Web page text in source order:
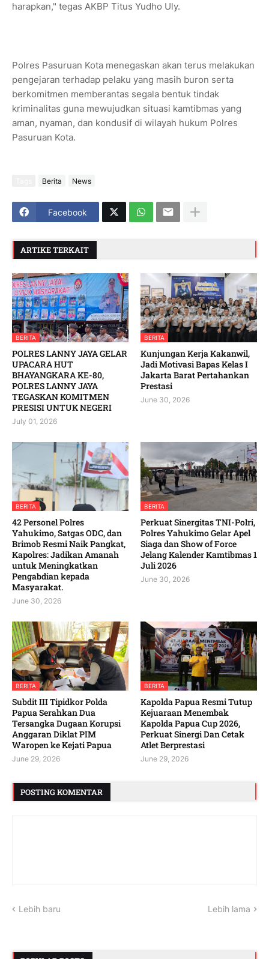
harapkan," tegas AKBP Titus Yudho Uly.
Polres Pasuruan Kota menegaskan akan terus melakukan
pengejaran terhadap pelaku yang masih buron serta
berkomitmen memberantas segala bentuk tindak
kriminalitas guna mewujudkan situasi kamtibmas yang
aman, nyaman, dan kondusif di wilayah hukum Polres
Pasuruan Kota.
Berita News
Facebook
ARTIKE TERKAIT
BERITA
POLRES LANNY JAYA GELAR
UPACARA HUT
BHAYANGKARA KE-80,
POLRES LANNY JAYA
TEGASKAN KOMITMEN
PRESISI UNTUK NEGERI
July 01, 2026
BERITA
Kunjungan Kerja Kakanwil,
Jadi Motivasi Bapas Kelas I
Jakarta Barat Pertahankan
Prestasi
June 30, 2026
BERITA
42 Personel Polres
Yahukimo, Satgas ODC, dan
Brimob Resmi Naik Pangkat,
Kapolres: Jadikan Amanah
untuk Meningkatkan
Pengabdian kepada
Masyarakat. ‎
June 30, 2026
BERITA
‎Perkuat Sinergitas TNI-Polri,
Polres Yahukimo Gelar Apel
Siaga dan Show of Force
Jelang Kalender Kamtibmas 1
Juli 2026 ‎ ‎
June 30, 2026
BERITA
Subdit III Tipidkor Polda
Papua Serahkan Dua
Tersangka Dugaan Korupsi
Anggaran Diklat PIM
Waropen ke Kejati Papua
June 29, 2026
BERITA
Kapolda Papua Resmi Tutup
Kejuaraan Menembak
Kapolda Papua Cup 2026,
Perkuat Sinergi Dan Cetak
Atlet Berprestasi
June 29, 2026
POSTING KOMENTAR
Lebih baru Lebih lama